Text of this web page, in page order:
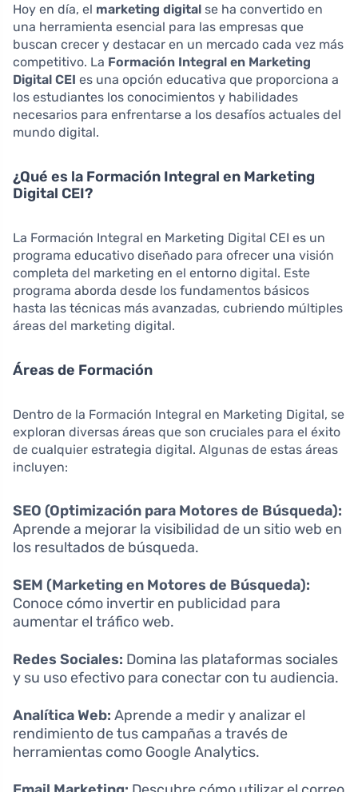
Hoy en día, el marketing digital se ha convertido en
una herramienta esencial para las empresas que
buscan crecer y destacar en un mercado cada vez más
competitivo. La Formación Integral en Marketing
Digital CEI es una opción educativa que proporciona a
los estudiantes los conocimientos y habilidades
necesarios para enfrentarse a los desafíos actuales del
mundo digital.
¿Qué es la Formación Integral en Marketing
Digital CEI?
La Formación Integral en Marketing Digital CEI es un
programa educativo diseñado para ofrecer una visión
completa del marketing en el entorno digital. Este
programa aborda desde los fundamentos básicos
hasta las técnicas más avanzadas, cubriendo múltiples
áreas del marketing digital.
Áreas de Formación
Dentro de la Formación Integral en Marketing Digital, se
exploran diversas áreas que son cruciales para el éxito
de cualquier estrategia digital. Algunas de estas áreas
incluyen:
SEO (Optimización para Motores de Búsqueda):
Aprende a mejorar la visibilidad de un sitio web en
los resultados de búsqueda.
SEM (Marketing en Motores de Búsqueda):
Conoce cómo invertir en publicidad para
aumentar el tráfico web.
Redes Sociales: Domina las plataformas sociales
y su uso efectivo para conectar con tu audiencia.
Analítica Web: Aprende a medir y analizar el
rendimiento de tus campañas a través de
herramientas como Google Analytics.